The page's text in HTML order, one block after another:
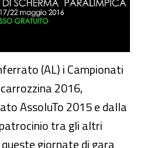
(AL) i Campionati
2016,
AssoluTo 2015 e dalla
tra gli altri
giornate di gara